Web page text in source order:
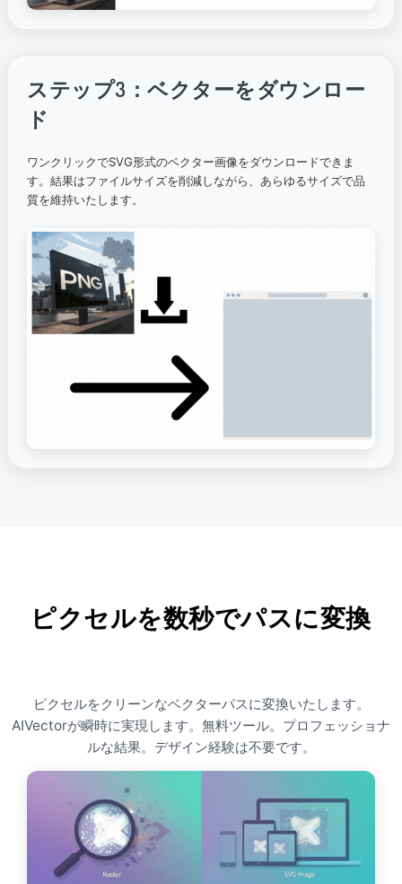
ステップ3：ベクターをダウンロー
ド
ワンクリックでSVG形式のベクター画像をダウンロードできま
す。結果はファイルサイズを削減しながら、あらゆるサイズで品
質を維持いたします。
ピクセルを数秒でパスに変換
ピクセルをクリーンなベクターパスに変換いたします。
AIVectorが瞬時に実現します。無料ツール。プロフェッショナ
ルな結果。デザイン経験は不要です。